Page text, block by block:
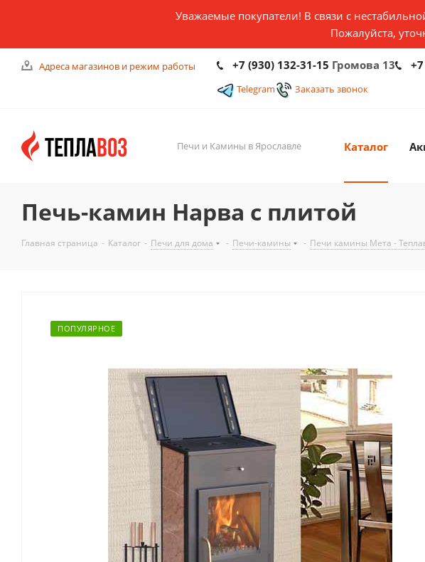
Уважаемые покупатели! В связи с
Пожалуйста,
Адреса магазинов и режим работы +7 (930) 132-31-15 Громова 13
Telegram Заказать звонок
Печи и Камины в Ярославле Каталог
Печь-камин Нарва с плитой
Главная страница - Каталог - Печи для дома - Печи-камины - Печи камины Мета -
ПОПУЛЯРНОЕ